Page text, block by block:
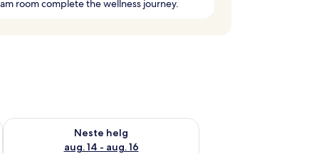
room complete the wellness journey.
7 - aug. 9
Neste helg
aug. 14 - aug. 16
Sjekk tilgjengelighet for neste helg, aug. 14 - aug. 16